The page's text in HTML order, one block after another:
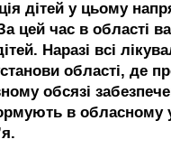
дітей у цьому
цей час в області
Наразі всі
області, де
обсязі
в обласному